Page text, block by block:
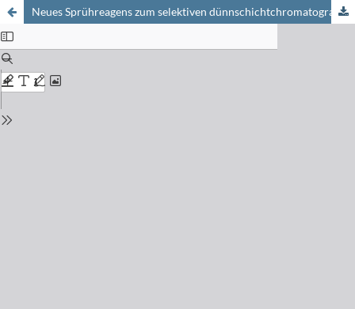
Neues Sprühreagens zum selektiven dünnschichtchromatographischen Nachweis Nitrogruppen tragender Pflanzenschutzmittelwirkstoffe